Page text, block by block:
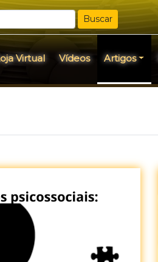
Buscar
Virtual Vídeos Artigos